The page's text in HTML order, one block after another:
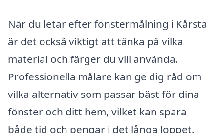
När du letar efter fönstermålning i Kårsta
är det också viktigt att tänka på vilka
material och färger du vill använda.
Professionella målare kan ge dig råd om
vilka alternativ som passar bäst för dina
fönster och ditt hem, vilket kan spara
både tid och pengar i det långa loppet.